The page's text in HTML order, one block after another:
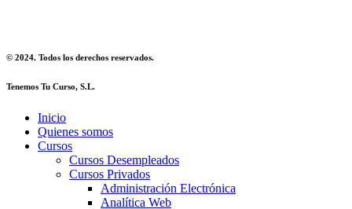
© 2024. Todos los derechos reservados.
Tenemos Tu Curso, S.L.
Inicio
Quienes somos
Cursos
Cursos Desempleados
Cursos Privados
Administración Electrónica
Analítica Web